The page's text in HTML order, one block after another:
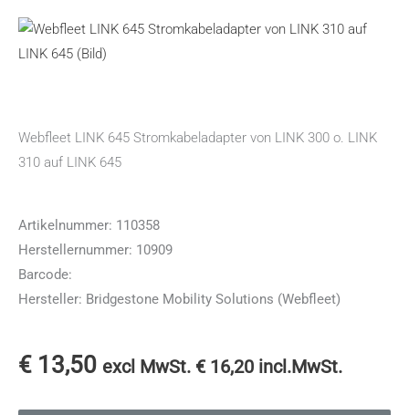
Webfleet LINK 645 Stromkabeladapter von LINK 300 o. LINK
310 auf LINK 645
Artikelnummer: 110358
Herstellernummer: 10909
Barcode:
Hersteller: Bridgestone Mobility Solutions (Webfleet)
€ 13,50 excl MwSt. € 16,20 incl.MwSt.